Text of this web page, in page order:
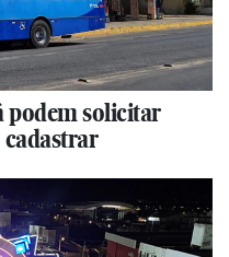
podem solicitar
cadastrar